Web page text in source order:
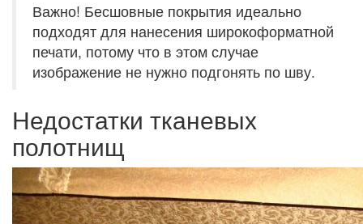
Важно! Бесшовные покрытия идеально
подходят для нанесения широкоформатной
печати, потому что в этом случае
изображение не нужно подгонять по шву.
Недостатки тканевых
полотнищ